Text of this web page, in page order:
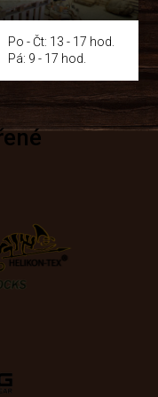
Po - Čt: 13 - 17 hod.
Pá: 9 - 17 hod.